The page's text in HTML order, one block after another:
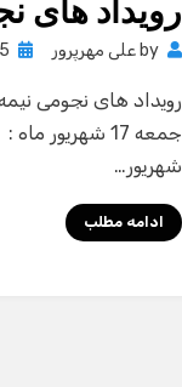
رویداد های
by علی مهرپرور 5 سپتامبر , 2012
شهریور…
ادامه مطلب